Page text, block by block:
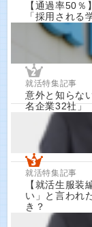
【通過率50％
「採用される
就活特集記事
意外と知らな
名企業32社」
就活特集記事
【就活生服装
い」と言われ
き？